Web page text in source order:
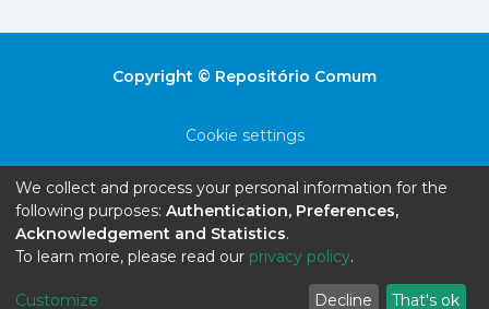
Copyright © Repositório Comum
Cookie settings
End User Agreement
Send Feedback
We collect and process your personal information for the
following purposes: Authentication, Preferences,
Acknowledgement and Statistics.
To learn more, please read our privacy policy.
Customize Decline That's ok